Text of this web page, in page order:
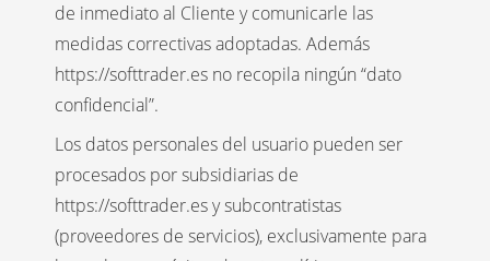
de inmediato al Cliente y comunicarle las
medidas correctivas adoptadas. Además
https://softtrader.es no recopila ningún “dato
confidencial”.
Los datos personales del usuario pueden ser
procesados por subsidiarias de
https://softtrader.es y subcontratistas
(proveedores de servicios), exclusivamente para